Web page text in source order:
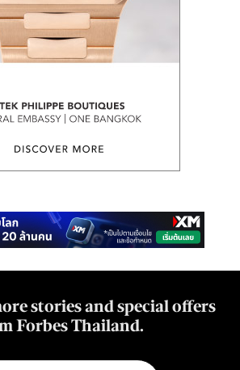
stories and special offers
Forbes Thailand.